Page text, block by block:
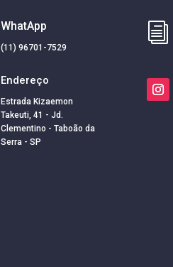
WhatApp
(11) 96701-7529
Endereço
Estrada Kizaemon
Takeuti, 41 - Jd.
Clementino - Taboão da
Serra - SP
i